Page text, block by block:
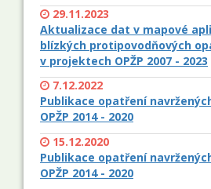
29.11.2023
Aktualizace dat v mapové
blízkých protipovodňových
v projektech OPŽP 2007 - 2023
7.12.2022
Publikace opatření
OPŽP 2014 - 2020
15.12.2020
Publikace opatření
OPŽP 2014 - 2020